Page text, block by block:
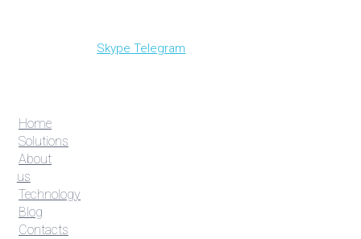
Skype Telegram
Home
Solutions
About
us
Technology
Blog
Contacts